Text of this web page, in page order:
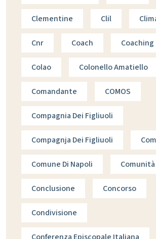
Clementine Clil
Cnr Coach Coaching
Colao Colonello Amatiello
Comandante COMOS
Compagnia Dei Figliuoli
Compagnja Dei Figliuoli
Comune Di Napoli Comunità
Conclusione Concorso
Condivisione
Conferenza Episcopale Italiana